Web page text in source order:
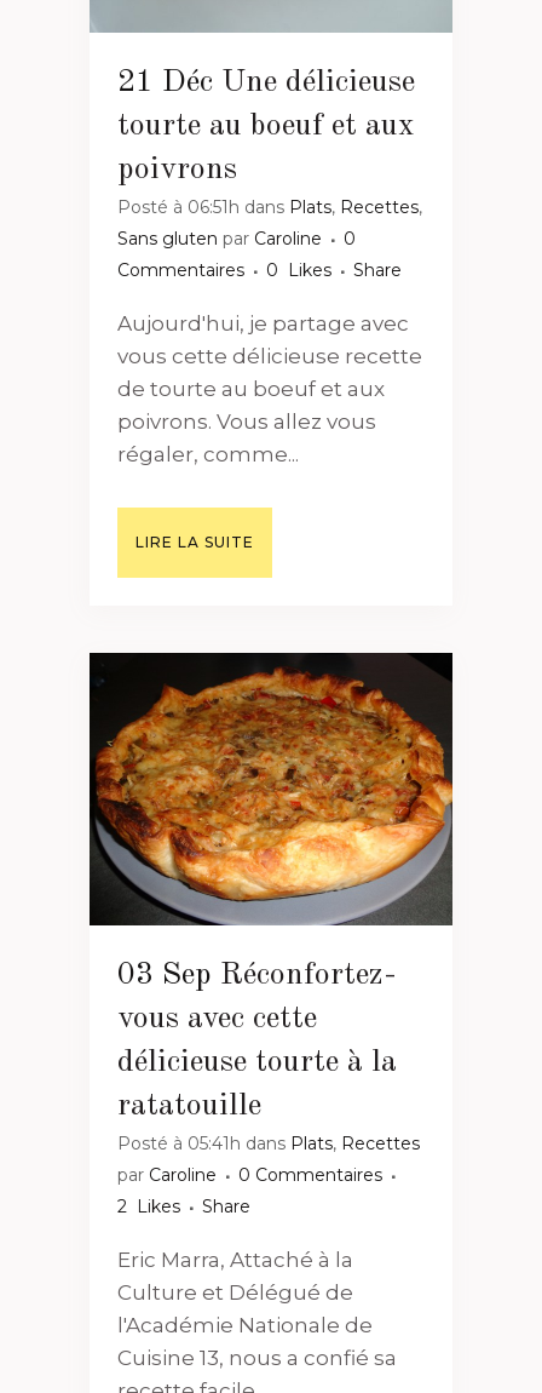
21 Déc Une délicieuse
tourte au boeuf et aux
poivrons
Posté à 06:51h dans Plats, Recettes,
Sans gluten par Caroline
0
Commentaires
0 Likes Share
Aujourd'hui, je partage avec
vous cette délicieuse recette
de tourte au boeuf et aux
poivrons. Vous allez vous
régaler, comme...
LIRE LA SUITE
03 Sep Réconfortez-
vous avec cette
délicieuse tourte à la
ratatouille
Posté à 05:41h dans Plats, Recettes
par Caroline
0 Commentaires
2 Likes Share
Eric Marra, Attaché à la
Culture et Délégué de
l'Académie Nationale de
Cuisine 13, nous a confié sa